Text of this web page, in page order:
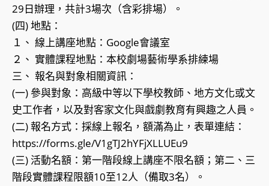
29日辦理，共計3場次（含彩排場）。
(四) 地點：
１、 線上講座地點：Google會議室
２、 實體課程地點：本校劇場藝術學系排練場
三、 報名與對象相關資訊：
(一) 參與對象：高級中等以下學校教師、地方文化或文
史工作者，以及對客家文化與戲劇教育有興趣之人員。
(二) 報名方式：採線上報名，額滿為止，表單連結：
https://forms.gle/V1gTJ2hYFjXLLUEu9
(三) 活動名額：第一階段線上講座不限名額；第二、三
階段實體課程限額10至12人（備取3名）。